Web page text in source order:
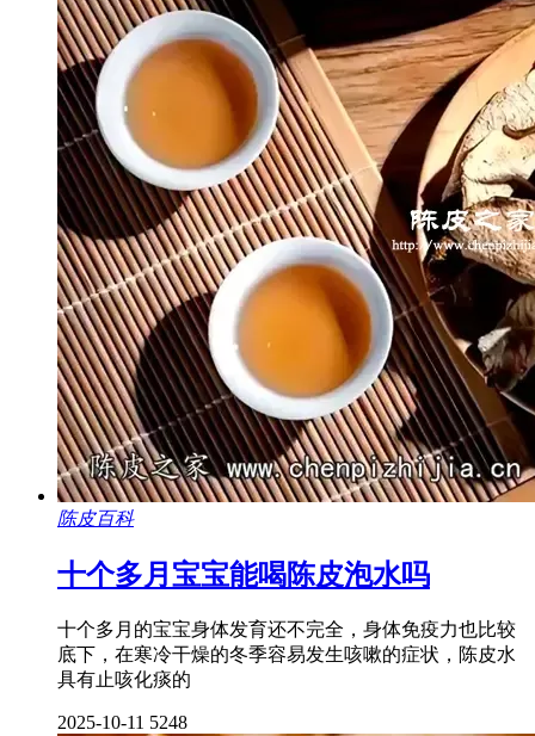
陈皮百科
十个多月宝宝能喝陈皮泡水吗
十个多月的宝宝身体发育还不完全，身体免疫力也比较
底下，在寒冷干燥的冬季容易发生咳嗽的症状，陈皮水
具有止咳化痰的
2025-10-11 5248